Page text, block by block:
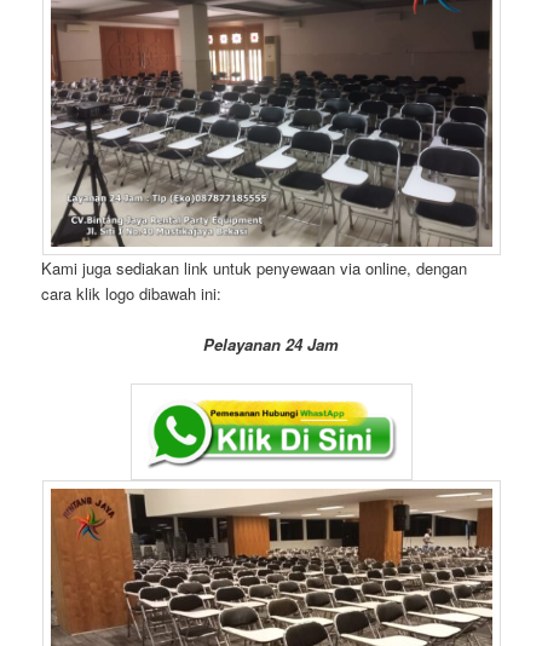
Kami juga sediakan link untuk penyewaan via online, dengan
cara klik logo dibawah ini:
Pelayanan 24 Jam